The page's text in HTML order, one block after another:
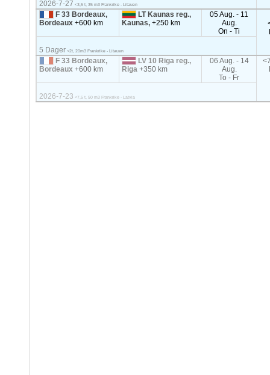
2026-7-27 <3,5 t, 35 m3 Frankrike - Litauen
F 33 Bordeaux,
Bordeaux+600 km
LT Kaunas reg.,
Kaunas,+250 km
05 Aug. - 11
Aug.
On - Ti
5 Dager <2t, 20m3 Frankrike - Litauen
F 33 Bordeaux,
Bordeaux+600 km
LV 10 Riga reg.,
Riga+350 km
06 Aug. - 14
Aug.
To - Fr
2026-7-23 <7,5 t, 50 m3 Frankrike - Latvia